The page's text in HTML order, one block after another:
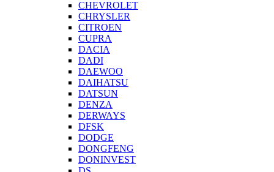
CHEVROLET
CHRYSLER
CITROEN
CUPRA
DACIA
DADI
DAEWOO
DAIHATSU
DATSUN
DENZA
DERWAYS
DFSK
DODGE
DONGFENG
DONINVEST